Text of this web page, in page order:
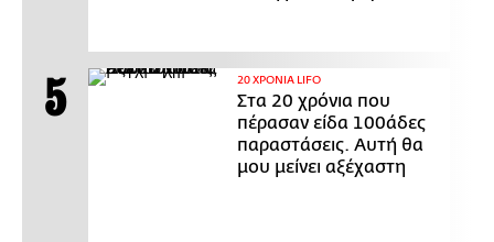
20 ΧΡΟΝΙΑ LIFO
Στα 20 χρόνια που
πέρασαν είδα 100άδες
παραστάσεις. Αυτή θα
μου μείνει αξέχαστη